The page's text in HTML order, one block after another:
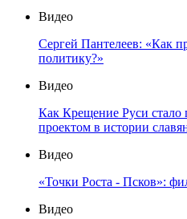
Видео
Сергей Пантелеев: «Как
политику?»
Видео
Как Крещение Руси
проектом в истории
Видео
«Точки Роста - Псков»:
Видео